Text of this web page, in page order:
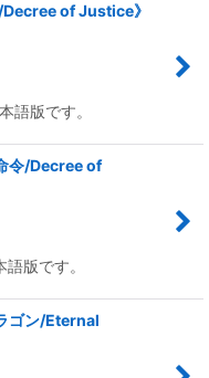
of Justice》
語版です。
令/Decree of
版です。
ゴン/Eternal